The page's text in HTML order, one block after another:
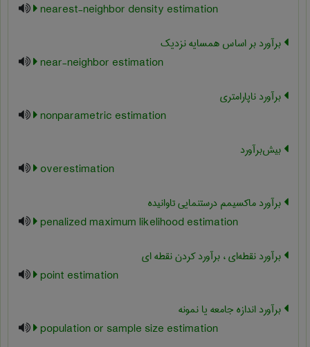
nearest-neighbor density estimation
برآورد بر اساس همسایه نزدیک
near-neighbor estimation
برآورد ناپارامتری
nonparametric estimation
بیش‌برآورد
overestimation
برآورد ماکسیمم درستنمایی تاوانیده
penalized maximum likelihood estimation
برآورد نقطه‌ای ، برآورد کردن نقطه ای
point estimation
برآورد اندازه جامعه یا نمونه
population or sample size estimation